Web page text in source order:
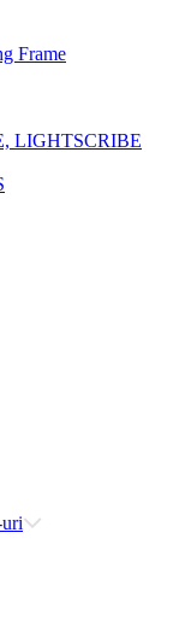
Frame
LIGHTSCRIBE